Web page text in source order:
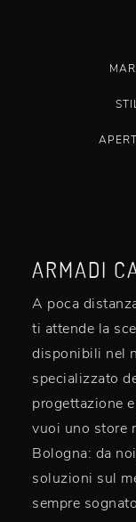
ARMADI
A poca
ti attende la
disponibili nel
specializzato
progettazione
vuoi uno store
Bologna: da
soluzioni sul
sempre sognato